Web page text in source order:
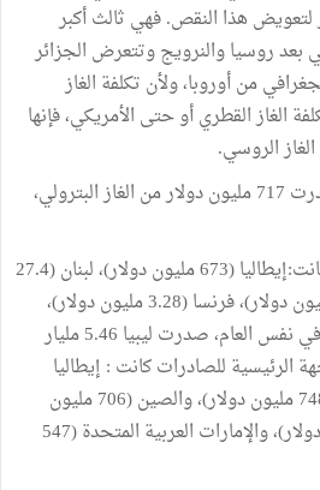
لتعويض هذا النقص. فهي ثالث أكبر
بعد روسيا والنرويج وتتعرض الجزائر
من أوروبا، ولأن تكلفة الغاز
الغاز القطري أو حتى الأمريكي، فإنها
الروسي.
بينما ليبيا، في عام 2020، صدرت 717 مليون دولار من الغاز البترولي،
الوجهة الرئيسية للصادرات كانت:إيطاليا (673 مليون دولار)، لبنان (27.4
مليون دولار)، الأردن(4.46 مليون دولار)، فرنسا (3.28 مليون دولار)،
ومصر (2.93 مليون دولار). وفي نفس العام، صدرت ليبيا 5.46 مليار
الرئيسية للصادرات كانت : إيطاليا
(1.06 مليار دولار)، وألمانيا (748 مليون دولار)، والصين (706 مليون
دولار)، وإسبانيا (629 مليون دولار)، والإمارات العربية المتحدة (547